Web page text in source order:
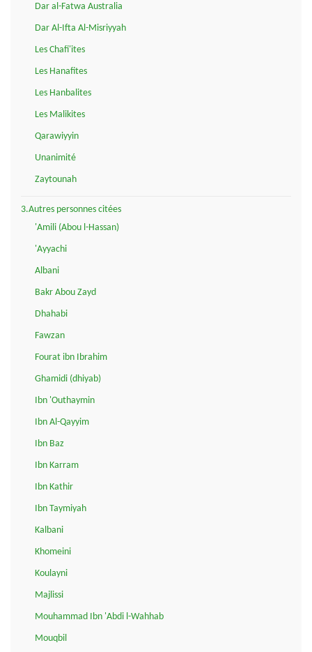
Dar al-Fatwa Australia
Dar Al-Ifta Al-Misriyyah
Les Chafi'ites
Les Hanafites
Les Hanbalites
Les Malikites
Qarawiyyin
Unanimité
Zaytounah
3.Autres personnes citées
'Amili (Abou l-Hassan)
'Ayyachi
Albani
Bakr Abou Zayd
Dhahabi
Fawzan
Fourat ibn Ibrahim
Ghamidi (dhiyab)
Ibn 'Outhaymin
Ibn Al-Qayyim
Ibn Baz
Ibn Karram
Ibn Kathir
Ibn Taymiyah
Kalbani
Khomeini
Koulayni
Majlissi
Mouhammad Ibn 'Abdi l-Wahhab
Mouqbil